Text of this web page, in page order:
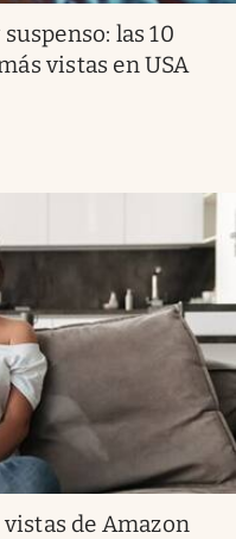
las 10
vistas en USA
vistas de Amazon